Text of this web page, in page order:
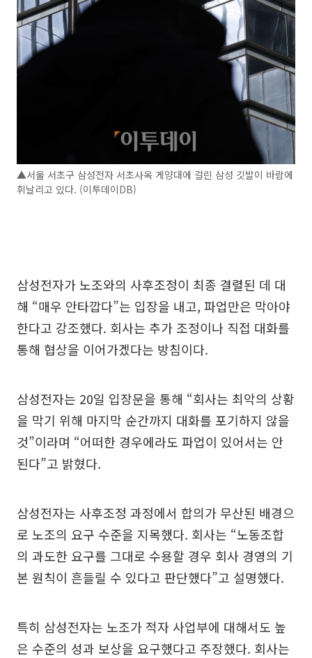
▲서울 서초구 삼성전자 서초사옥 게양대에 걸린 삼성 깃발이 바람에
휘날리고 있다. (이투데이DB)
삼성전자가 노조와의 사후조정이 최종 결렬된 데 대
해 “매우 안타깝다”는 입장을 내고, 파업만은 막아야
한다고 강조했다. 회사는 추가 조정이나 직접 대화를
통해 협상을 이어가겠다는 방침이다.
삼성전자는 20일 입장문을 통해 “회사는 최악의 상황
을 막기 위해 마지막 순간까지 대화를 포기하지 않을
것”이라며 “어떠한 경우에라도 파업이 있어서는 안
된다”고 밝혔다.
삼성전자는 사후조정 과정에서 합의가 무산된 배경으
로 노조의 요구 수준을 지목했다. 회사는 “노동조합
의 과도한 요구를 그대로 수용할 경우 회사 경영의 기
본 원칙이 흔들릴 수 있다고 판단했다”고 설명했다.
특히 삼성전자는 노조가 적자 사업부에 대해서도 높
은 수준의 성과 보상을 요구했다고 주장했다. 회사는